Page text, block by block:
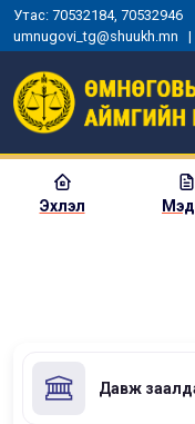
Утас: 70532184,
umnugovi_tg@shuukh.mn
Эхлэл
Давж